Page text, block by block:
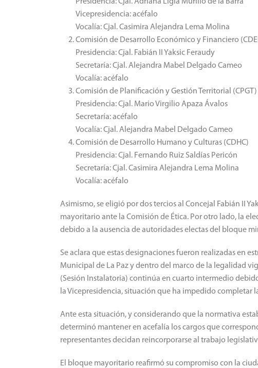
Vicepresidencia: acéfalo
Vocalía: Cjal. Casimira Alejandra Lema Molina
Comisión de Desarrollo Económico y Financiero
Presidencia: Cjal. Fabián II Yaksic Feraudy
Secretaría: Cjal. Alejandra Mabel Delgado Cameo
Vocalía: acéfalo
Comisión de Planificación y Gestión Territorial (CPGT)
Presidencia: Cjal. Mario Virgilio Apaza Ávalos
Secretaría: acéfalo
Vocalía: Cjal. Alejandra Mabel Delgado Cameo
Comisión de Desarrollo Humano y Culturas (CDHC)
Presidencia: Cjal. Fernando Ruiz Saldías Pericón
Secretaría: Cjal. Casimira Alejandra Lema Molina
Vocalía: acéfalo
Asimismo, se eligió por dos tercios al Concejal Fabián II
mayoritario ante la Comisión de Ética. Por otro lado, la
debido a la ausencia de autoridades electas del bloque
Se aclara que estas designaciones fueron realizadas en
Municipal de La Paz y dentro del marco de la legalidad
(Sesión Instalatoria) continúa en cuarto intermedio
la Vicepresidencia, situación que ha impedido
Ante esta situación, y considerando que la normativa
determinó mantener en acefalía los cargos que
representantes decidan reincorporarse al trabajo
El bloque mayoritario reafirmó su compromiso con la